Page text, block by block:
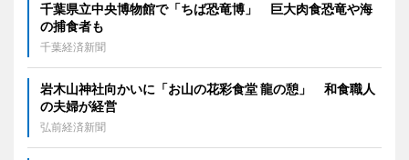
千葉県立中央博物館で「ちば恐竜博」 巨大肉食恐竜や海
の捕食者も
千葉経済新聞
岩木山神社向かいに「お山の花彩食堂 龍の憩」 和食職人
の夫婦が経営
弘前経済新聞